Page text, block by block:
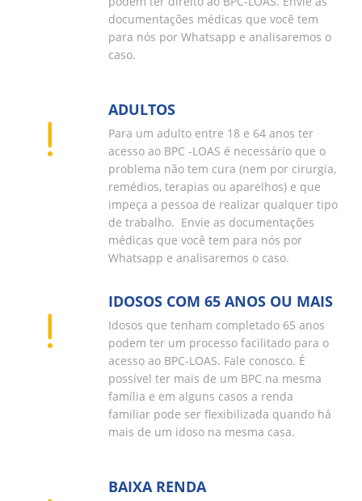
documentações médicas que você tem
para nós por Whatsapp e analisaremos o
caso.
ADULTOS
Para um adulto entre 18 e 64 anos ter
acesso ao BPC -LOAS é necessário que o
problema não tem cura (nem por cirurgia,
remédios, terapias ou aparelhos) e que
impeça a pessoa de realizar qualquer tipo
de trabalho. Envie as documentações
médicas que você tem para nós por
Whatsapp e analisaremos o caso.
IDOSOS COM 65 ANOS OU MAIS
Idosos que tenham completado 65 anos
podem ter um processo facilitado para o
acesso ao BPC-LOAS. Fale conosco. É
possível ter mais de um BPC na mesma
família e em alguns casos a renda
familiar pode ser flexibilizada quando há
mais de um idoso na mesma casa.
BAIXA RENDA